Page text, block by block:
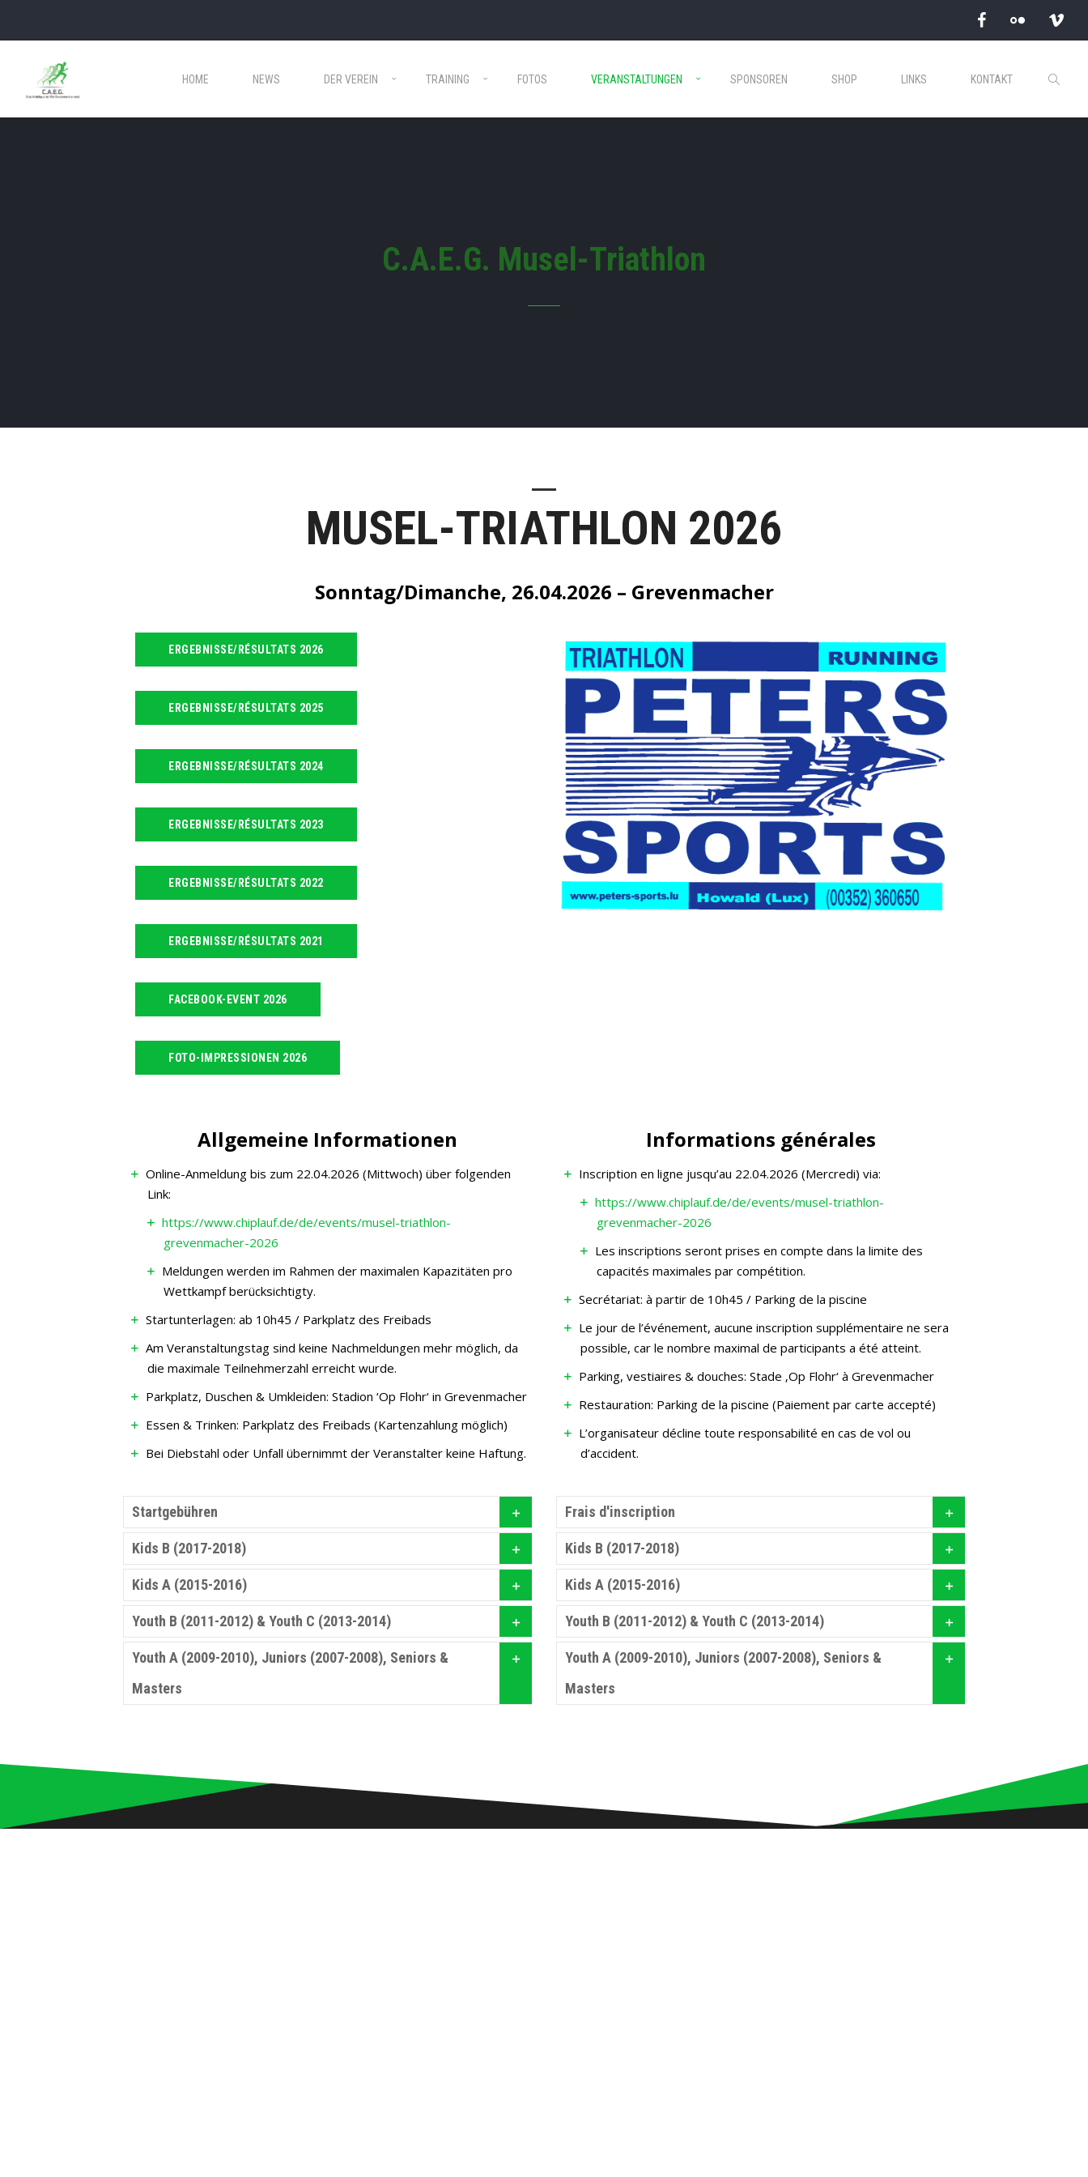
HOME NEWS DER VEREIN TRAINING FOTOS VERANSTALTUNGEN SPONSOREN SHOP LINKS KONTAKT
C.A.E.G. Musel-Triathlon
MUSEL-TRIATHLON 2026
Sonntag/Dimanche, 26.04.2026 – Grevenmacher
ERGEBNISSE/RÉSULTATS 2026
ERGEBNISSE/RÉSULTATS 2025
ERGEBNISSE/RÉSULTATS 2024
ERGEBNISSE/RÉSULTATS 2023
ERGEBNISSE/RÉSULTATS 2022
ERGEBNISSE/RÉSULTATS 2021
FACEBOOK-EVENT 2026
FOTO-IMPRESSIONEN 2026
Allgemeine Informationen
Online-Anmeldung bis zum 22.04.2026 (Mittwoch) über folgenden
Link:
https://www.chiplauf.de/de/events/musel-triathlon-
grevenmacher-2026
Meldungen werden im Rahmen der maximalen Kapazitäten pro
Wettkampf berücksichtigty.
Startunterlagen: ab 10h45 / Parkplatz des Freibads
Am Veranstaltungstag sind keine Nachmeldungen mehr möglich, da
die maximale Teilnehmerzahl erreicht wurde.
Parkplatz, Duschen & Umkleiden: Stadion ‘Op Flohr‘ in Grevenmacher
Essen & Trinken: Parkplatz des Freibads (Kartenzahlung möglich)
Bei Diebstahl oder Unfall übernimmt der Veranstalter keine Haftung.
Startgebühren
Kids B (2017-2018)
Kids A (2015-2016)
Youth B (2011-2012) & Youth C (2013-2014)
Youth A (2009-2010), Juniors (2007-2008), Seniors &
Masters
Informations générales
Inscription en ligne jusqu’au 22.04.2026 (Mercredi) via:
https://www.chiplauf.de/de/events/musel-triathlon-
grevenmacher-2026
Les inscriptions seront prises en compte dans la limite des
capacités maximales par compétition.
Secrétariat: à partir de 10h45 / Parking de la piscine
Le jour de l’événement, aucune inscription supplémentaire ne sera
possible, car le nombre maximal de participants a été atteint.
Parking, vestiaires & douches: Stade ‚Op Flohr‘ à Grevenmacher
Restauration: Parking de la piscine (Paiement par carte accepté)
L’organisateur décline toute responsabilité en cas de vol ou
d’accident.
Frais d'inscription
Kids B (2017-2018)
Kids A (2015-2016)
Youth B (2011-2012) & Youth C (2013-2014)
Youth A (2009-2010), Juniors (2007-2008), Seniors &
Masters